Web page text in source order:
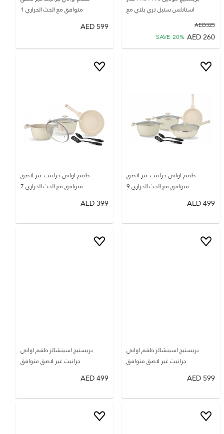
استانلس ستيل تري بلاي مع
325
AED
260
AED
SAVE 20%
متوافق مع الحث الحراري 1
599
AED
طقم اواني جرانيت غير لاصق
متوافق مع الحث الحراري 9
499
AED
طقم اواني جرانيت غير لاصق
متوافق مع الحث الحراري 7
399
AED
بريستيج اسينشالز طقم اواني
جرانيت غير لاصق متوافق
599
AED
بريستيج اسينشالز طقم اواني
جرانيت غير لاصق متوافق
499
AED